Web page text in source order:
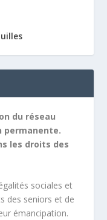
du réseau
permanente.
les droits des
sociales et
des seniors et de
émancipation.